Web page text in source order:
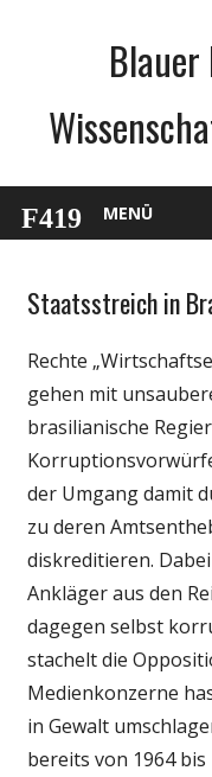
MENÜ
Gesellschaft
Politik
Wirtschaft
Wissenschaft
Staatsstreich in
Rechte
gehen mit
brasilianische
der Umgang damit
zu deren
diskreditieren.
Ankläger aus den
dagegen selbst
stachelt die
Medienkonzerne
in Gewalt
bereits von 1964